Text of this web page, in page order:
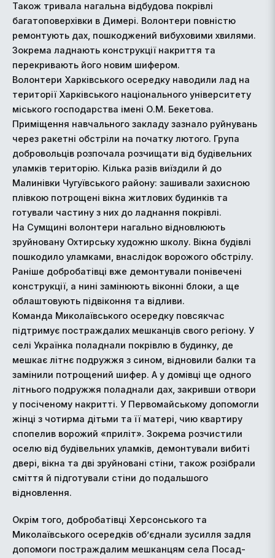
Також тривала нагальна відбудова покрівлі
багатоповерхівки в Димері. Волонтери повністю
ремонтують дах, пошкоджений вибуховими хвилями.
Зокрема ладнають конструкції накриття та
перекривають його новим шифером.
Волонтери Харківського осередку наводили лад на
території Харківського національного університету
міського господарства імені О.М. Бекетова.
Приміщення навчального закладу зазнало руйнувань
через ракетні обстріли на початку лютого. Група
добровольців розпочала розчищати від будівельних
уламків територію. Кілька разів виїздили й до
Малинівки Чугуївського району: зашивали захисною
плівкою потрощені вікна житлових будинків та
готували частину з них до ладнання покрівлі.
На Сумщині волонтери нагально відновлюють
зруйновану Охтирську художню школу. Вікна будівлі
пошкодило уламками, внаслідок ворожого обстрілу.
Раніше добробатівці вже демонтували понівечені
конструкції, а нині замінюють віконні блоки, а ще
облаштовують підвіконня та відливи.
Команда Миколаївського осередку повсякчас
підтримує постраждалих мешканців свого регіону. У
селі Українка поладнали покрівлю в будинку, де
мешкає літнє подружжя з сином, відновили балки та
замінили потрощений шифер. А у домівці ще одного
літнього подружжя поладнали дах, закривши отвори
у посіченому накритті. У Первомайському допомогли
жінці з чотирма дітьми та її матері, чию квартиру
спопелив ворожий «приліт». Зокрема розчистили
оселю від будівельних уламків, демонтували вибиті
двері, вікна та дві зруйновані стіни, також розібрали
сміття й підготували стіни до подальшого
відновлення.
Окрім того, добробатівці Херсонського та
Миколаївського осередків об’єднали зусилля задля
допомоги постраждалим мешканцям села Посад-